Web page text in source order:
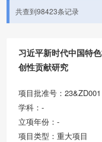
共查到98423条记录
习近平新时代中国特
创性贡献研究
项目批准号：23&ZD001
学科：-
立项年份：-
项目类型：重大项目